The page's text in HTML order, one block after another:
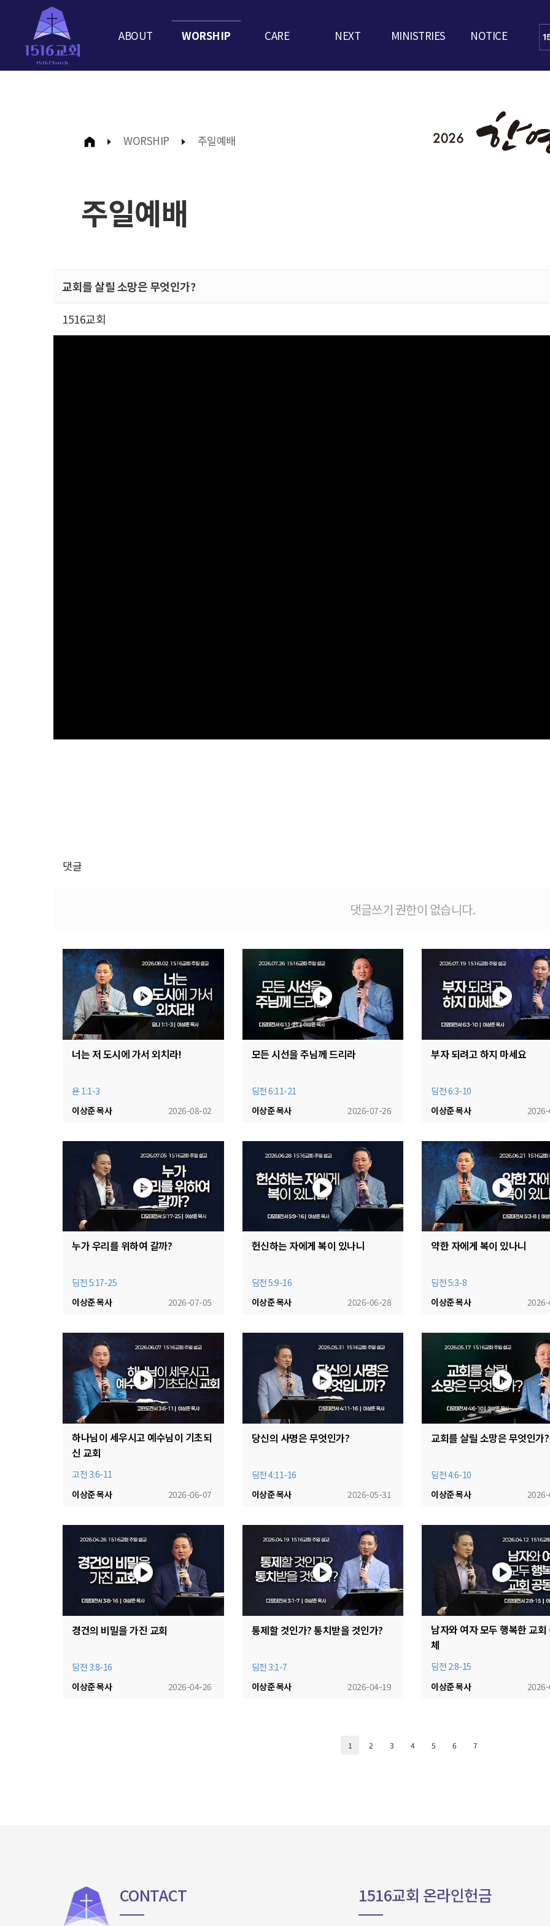
ABOUT WORSHIP CARE NEXT MINISTRIES NOTICE
WORSHIP 주일예배
주일예배
교회를 살릴 소망은 무엇인가?
1516교회
댓글
댓글쓰기 권한이 없습니다.
너는 저 도시에 가서 외치라!
욘 1:1-3
2026-08-02
이상준 목사
모든 시선을 주님께 드리라
딤전 6:11-21
2026-07-26
이상준 목사
부자 되려고 하지 마세요
딤전 6:3-10
이상준 목사
누가 우리를 위하여 갈까?
딤전 5:17-25
2026-07-05
이상준 목사
헌신하는 자에게 복이 있나니
딤전 5:9-16
2026-06-28
이상준 목사
약한 자에게 복이 있나니
딤전 5:3-8
이상준 목사
하나님이 세우시고 예수님이 기초되
신 교회
고전 3:6-11
2026-06-07
이상준 목사
당신의 사명은 무엇인가?
딤전 4:11-16
2026-05-31
이상준 목사
교회를 살릴 소망은 무엇인가?
딤전 4:6-10
이상준 목사
경건의 비밀을 가진 교회
딤전 3:8-16
2026-04-26
이상준 목사
통제할 것인가? 통치받을 것인가?
딤전 3:1-7
2026-04-19
이상준 목사
남자와 여자 모두 행복한 교회
체
딤전 2:8-15
이상준 목사
1 2 3 4 5 6 7
CONTACT 1516교회 온라인헌금